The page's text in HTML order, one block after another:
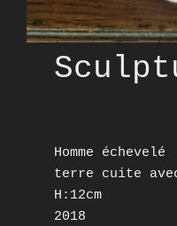
Homme échevelé
terre cuite
H:12cm
2018